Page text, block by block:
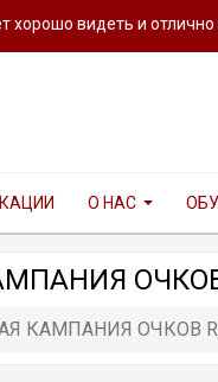
хорошо видеть и
О НАС
ОЧКОВ
КАМПАНИЯ ОЧКОВ